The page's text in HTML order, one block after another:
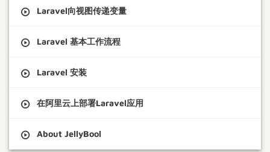
Laravel向视图传递变量
Laravel 基本工作流程
Laravel 安装
在阿里云上部署Laravel应用
About JellyBool